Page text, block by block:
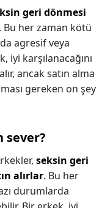
geri dönmesi
. Bu her zaman kötü
agresif veya
karşılanacağını
ancak satın alma
gereken on şey
sever?
seksin geri
alırlar. Bu her
durumlarda